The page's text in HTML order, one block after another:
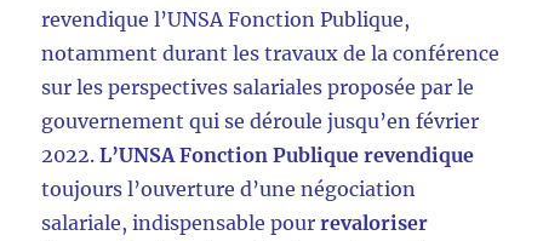
revendique l’UNSA Fonction Publique,
notamment durant les travaux de la conférence
sur les perspectives salariales proposée par le
gouvernement qui se déroule jusqu’en février
2022.L’UNSA Fonction Publique revendique
toujours l’ouverture d’une négociation
salariale, indispensable pour revaloriser